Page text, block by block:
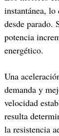
instantánea, lo
desde parado.
potencia
energético.
Una
demanda y
velocidad
resulta
la resistencia